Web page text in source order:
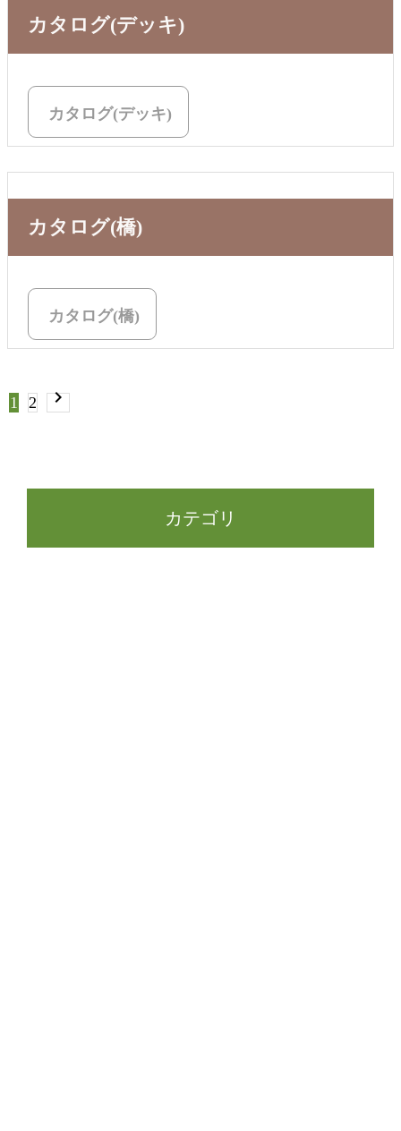
カタログ(デッキ)
カタログ(デッキ)
カタログ(橋)
カタログ(橋)
1 2 chevron_right
カテゴリ